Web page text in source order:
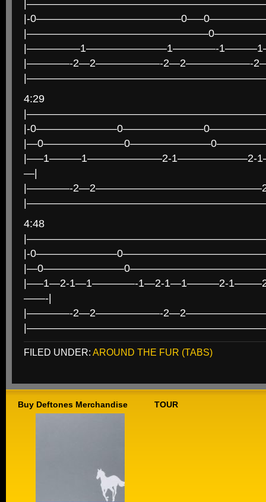
|-
|—————1———————–1————-
|————-2—2——————-2—2——————-
4:29
|-
|—–1———1———————2-1——————–2-
—|
|————-
4:48
|-
|—–1—2-1—1————-1—2-1—1———2-
——-|
|————-2—2——————-
FILED UNDER: AROUND THE FUR (TABS)
Buy Deftones Merchandise TOUR